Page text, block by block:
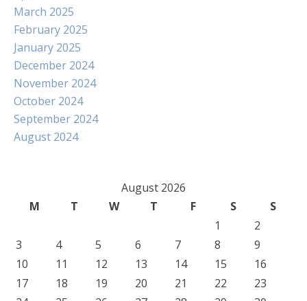
March 2025
February 2025
January 2025
December 2024
November 2024
October 2024
September 2024
August 2024
August 2026
M
T W T F S
S
1
2
3
4 5 6 7 8
9
10
11 12 13 14 15
16
17
18 19 20 21 22
23